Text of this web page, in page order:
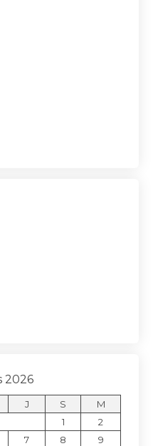
2026
J S
M
1
2
7 8
9